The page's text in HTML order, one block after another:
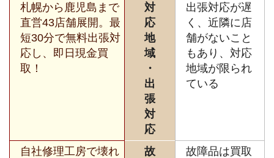
札幌から鹿児島まで
直営43店舗展開。最
短30分で無料出張対
応し、即日現金買
取！
対
応
地
域
・
出
張
対
応
出張対応が遅
く、近隣に店
舗がないこと
もあり、対応
地域が限られ
ている
自社修理工房で壊れ
故
故障品は買取